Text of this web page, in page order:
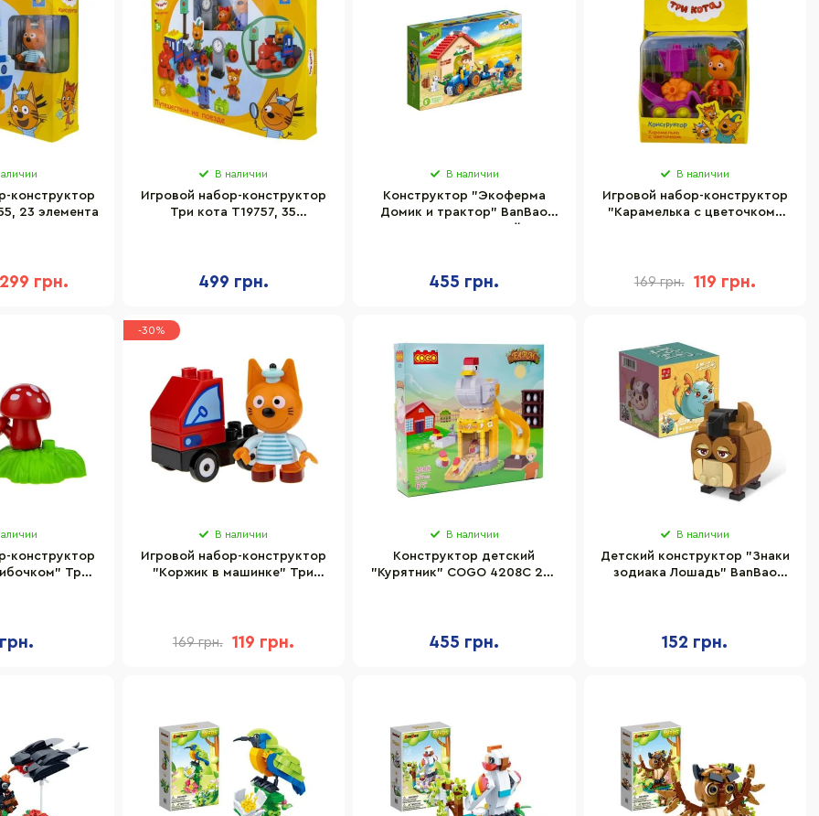
конструктор
23 элемента
299 грн.
В наличии
Игровой набор-конструктор
Три кота T19757, 35
499 грн.
В наличии
Конструктор "Экоферма
Домик и трактор" BanBao
455 грн.
В наличии
Игровой набор-конструктор
"Карамелька с цветочком"
169 грн. 119 грн.
конструктор
Три
-30%
В наличии
Игровой набор-конструктор
"Коржик в машинке" Три
169 грн. 119 грн.
В наличии
Конструктор детский
"Курятник" COGO 4208C 257
455 грн.
В наличии
Детский конструктор "Знаки
зодиака Лошадь" BanBao
152 грн.